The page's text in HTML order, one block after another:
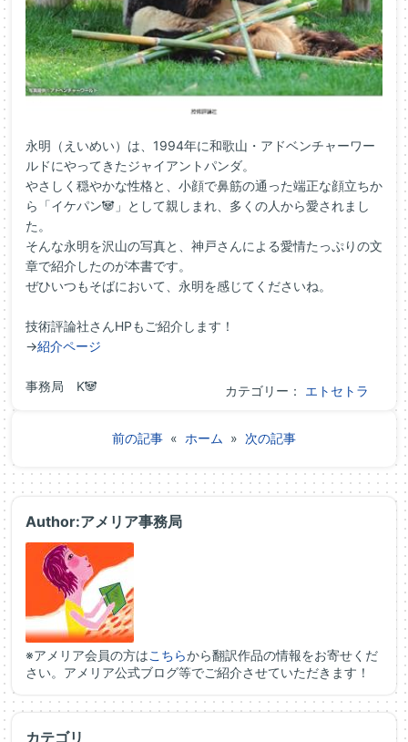
永明（えいめい）は、1994年に和歌山・アドベンチャーワー
ルドにやってきたジャイアントパンダ。
やさしく穏やかな性格と、小顔で鼻筋の通った端正な顔立ちか
ら「イケパン🐼」として親しまれ、多くの人から愛されまし
た。
そんな永明を沢山の写真と、神戸さんによる愛情たっぷりの文
章で紹介したのが本書です。
ぜひいつもそばにおいて、永明を感じてくださいね。
技術評論社さんHPもご紹介します！
→紹介ページ
事務局 K🐼 カテゴリー： エトセトラ
前の記事 « ホーム » 次の記事
Author:アメリア事務局
※アメリア会員の方はこちらから翻訳作品の情報をお寄せくだ
さい。アメリア公式ブログ等でご紹介させていただきます！
カテゴリ